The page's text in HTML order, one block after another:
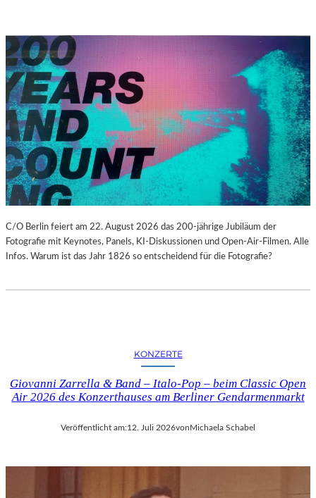
C/O Berlin feiert am 22. August 2026 das 200-jährige Jubiläum der
Fotografie mit Keynotes, Panels, KI-Diskussionen und Open-Air-Filmen. Alle
Infos. Warum ist das Jahr 1826 so entscheidend für die Fotografie?
KONZERTE
Giovanni Zarrella & Band – Italo-Pop – beim Classic Open
Air 2026 des Konzerthauses am Berliner Gendarmenmarkt
Veröffentlicht am:12. Juli 2026von Michaela Schabel